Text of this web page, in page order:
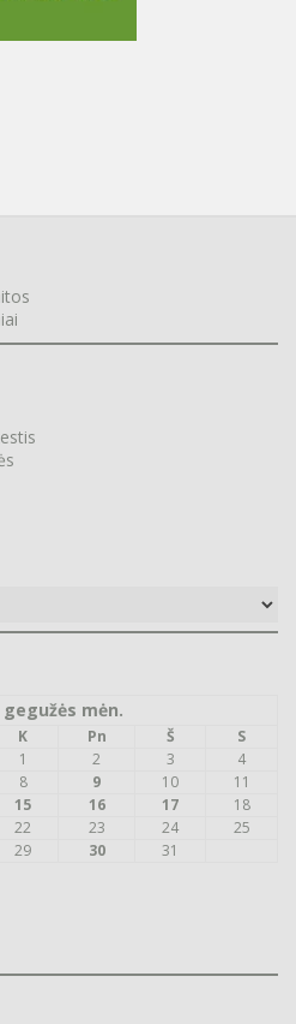
gegužės mėn.
K Pn Š
S
1
2 3
4
8 9 10
11
15 16 17
18
22 23 24
25
29 30 31